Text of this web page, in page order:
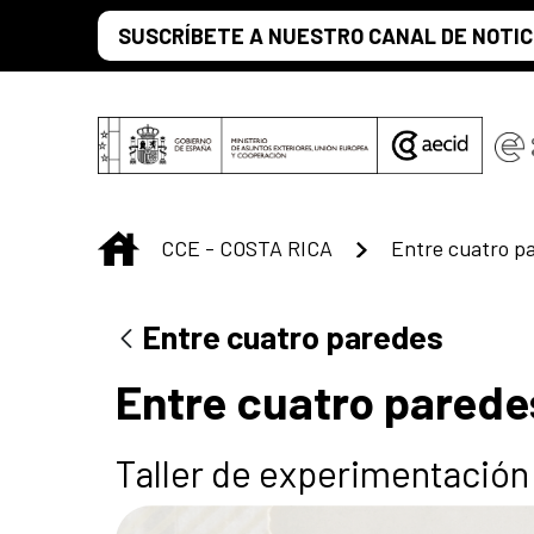
Saltar al contenido principal
SUSCRÍBETE A NUESTRO CANAL DE
INICIO
CCE - COSTA RICA Entre cuatro
Entre cuatro paredes
Entre cuatro
Taller de